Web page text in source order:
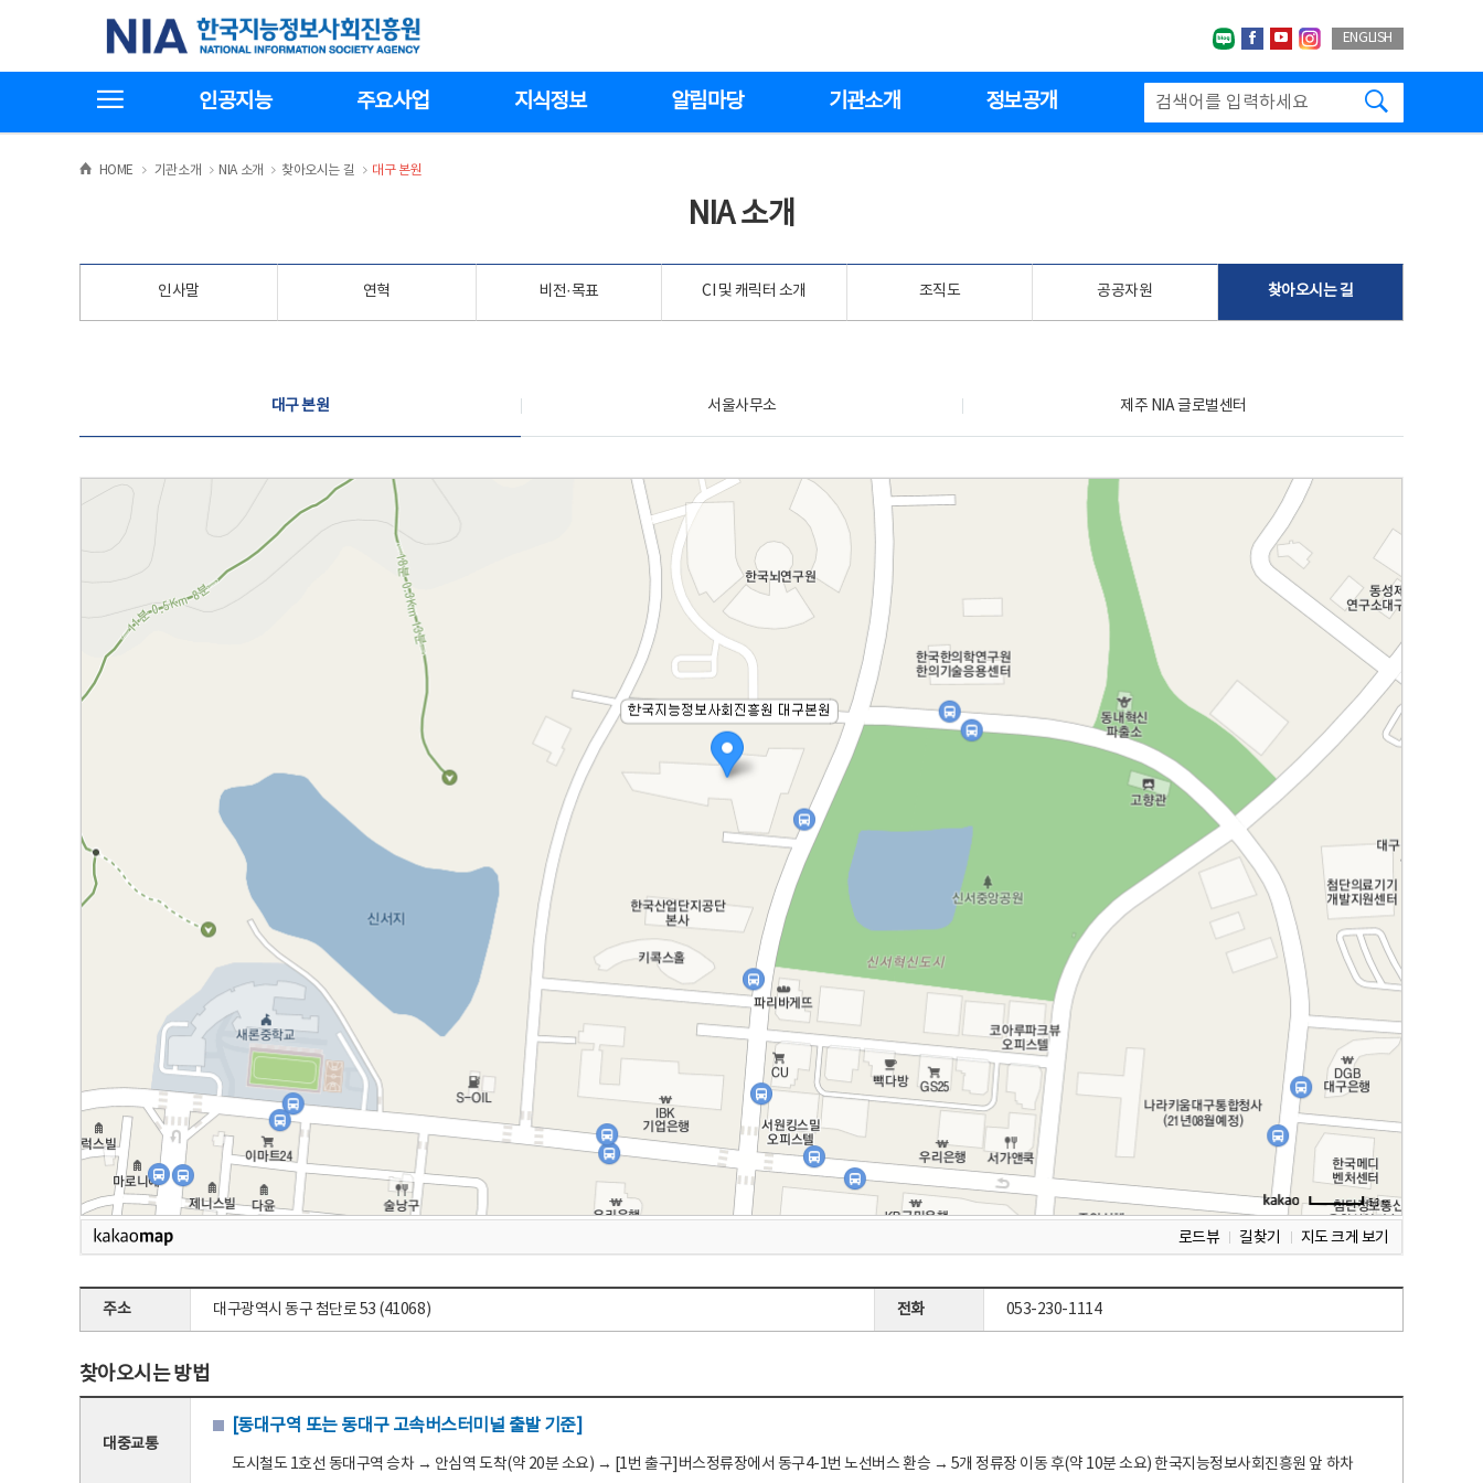
기
한국지능정보사회진흥원
네이버블로그
페이스북
유투브인스타그랩
ENGLISH
인공지능 주요사업 지식정보 알림마당 기관소개 정보공개
HOME >
기관소개 >NIA 소개 >
찾아오시는 길 >
대구 본원
NIA 소개
인사말 연혁 비전·목표 CI 및 캐릭터 소개 조직도 공공자원 찾아오시는 길
대구 본원 서울사무소 제주 NIA 글로벌센터
로드뷰 길찾기 지도 크게 보기
주소 대구광역시 동구 첨단로 53 (41068) 전화 053-230-1114
찾아오시는 방법
대중교통
[동대구역 또는 동대구 고속버스터미널 출발 기준]
도시철도 1호선 동대구역 승차 → 안심역 도착(약 20분 소요) → [1번 출구]버스정류장에서 동구4-1번 노선버스 환승 → 5개 정류장 이동 후(약 10분 소요) 한국지능정보사회진흥원 앞 하차